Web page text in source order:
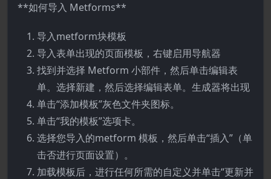
**如何导入 Metforms**
导入metform块模板
导入表单出现的页面模板，右键启用导航器
找到并选择 Metform 小部件，然后单击编辑表
单。选择新建，然后选择编辑表单。生成器将出现
单击“添加模板”灰色文件夹图标。
单击“我的模板”选项卡。
选择您导入的metform 模板，然后单击“插入”（单
击否进行页面设置）。
加载模板后，进行任何所需的自定义并单击“更新并